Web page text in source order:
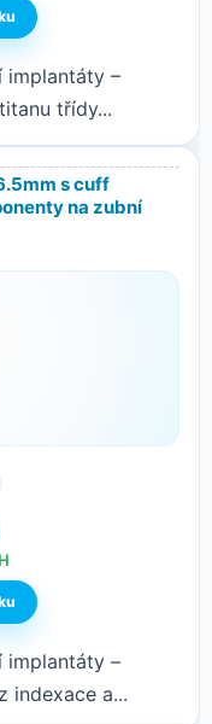
implantáty –
třídy...
s cuff
na zubní
implantáty –
indexace a...